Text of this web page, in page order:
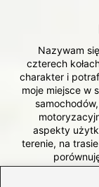
Nazywam
czterech
charakter i
moje miejsce w
aspekty
terenie, na